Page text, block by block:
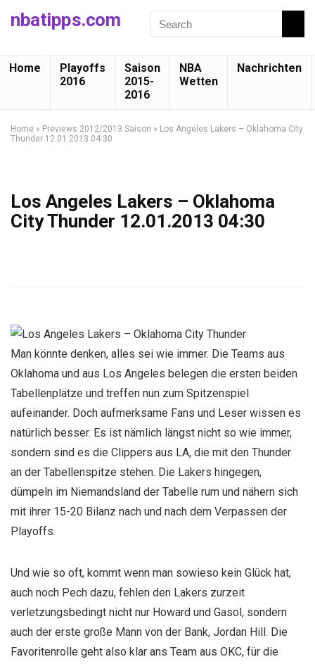
nbatipps.com
Home
Playoffs
2016
Saison
2015-
2016
NBA
Wetten
Nachrichten
Home » Previews 2012/2013 Saison » Los Angeles Lakers – Oklahoma City
Thunder 12.01.2013 04:30
Los Angeles Lakers – Oklahoma
City Thunder 12.01.2013 04:30
Man könnte denken, alles sei wie immer. Die Teams aus
Oklahoma und aus Los Angeles belegen die ersten beiden
Tabellenplätze und treffen nun zum Spitzenspiel
aufeinander. Doch aufmerksame Fans und Leser wissen es
natürlich besser. Es ist nämlich längst nicht so wie immer,
sondern sind es die Clippers aus LA, die mit den Thunder
an der Tabellenspitze stehen. Die Lakers hingegen,
dümpeln im Niemandsland der Tabelle rum und nähern sich
mit ihrer 15-20 Bilanz nach und nach dem Verpassen der
Playoffs.
Und wie so oft, kommt wenn man sowieso kein Glück hat,
auch noch Pech dazu, fehlen den Lakers zurzeit
verletzungsbedingt nicht nur Howard und Gasol, sondern
auch der erste große Mann von der Bank, Jordan Hill. Die
Favoritenrolle geht also klar ans Team aus OKC, für die